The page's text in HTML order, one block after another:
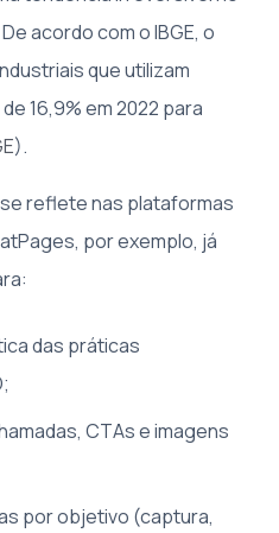
acordo com o IBGE, o
que utilizam
16,9% em 2022 para
).
reflete nas plataformas
por exemplo, já
das práticas
CTAs e imagens
por objetivo (captura,